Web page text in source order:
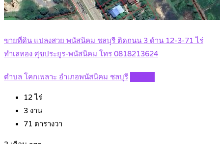
ขายที่ดิน แปลงสวย พนัสนิคม ชลบุรี ติดถนน 3 ด้าน 12-3-71 ไร่
ทำเลทอง ศุขประยูร-พนัสนิคม โทร 0818213624
ตำบล โคกเพลาะ อำเภอพนัสนิคม ชลบุรี
12ไร่
3 งาน
71 ตารางวา